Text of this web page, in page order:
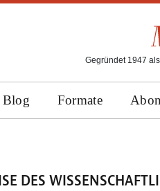
Gegründet 1947
Blog Formate
DES